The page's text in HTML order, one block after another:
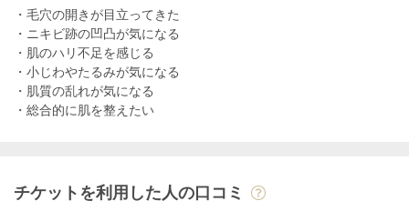
・毛穴の開きが目立ってきた
・ニキビ跡の凹凸が気になる
・肌のハリ不足を感じる
・小じわやたるみが気になる
・肌質の乱れが気になる
・総合的に肌を整えたい
チケットを利用した人の口コミ